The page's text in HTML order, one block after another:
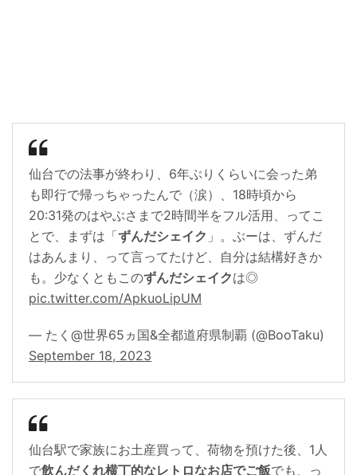
仙台での法事が終わり、6年ぶりくらいに会った弟
も即行で帰っちゃったんで（涙）、18時頃から
20:31発のはやぶさまで2時間半をフル活用、ってこ
とで、まずは「ずんだシェイク 」。ぶーは、ずんだ
はあんまり、って言ってたけど、自分は結構好きか
も。少なくともこのずんだシェイクは◎
pic.twitter.com/ApkuoLipUM
— たく@世界65ヵ国&全都道府県制覇 (@BooTaku)
September 18, 2023
仙台駅で家族にお土産買って、荷物を預けた後、1人
で飲んだくれ横丁的なレトロなお店でご飯でも、っ